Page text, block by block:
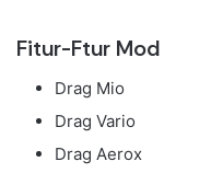
Fitur-Ftur Mod
Drag Mio
Drag Vario
Drag Aerox